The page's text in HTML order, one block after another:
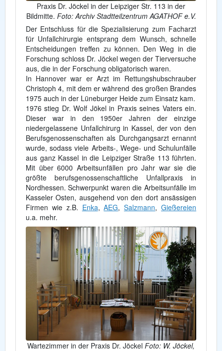
Praxis Dr. Jöckel in der Leipziger Str. 113 in der
Bildmitte. Foto: Archiv Stadtteilzentrum AGATHOF e.V.
Der Entschluss für die Spezialisierung zum Facharzt
für Unfallchirurgie entsprang dem Wunsch, schnelle
Entscheidungen treffen zu können. Den Weg in die
Forschung schloss Dr. Jöckel wegen der Tierversuche
aus, die in der Forschung obligatorisch waren.
In Hannover war er Arzt im Rettungshubschrauber
Christoph 4, mit dem er während des großen Brandes
1975 auch in der Lüneburger Heide zum Einsatz kam.
1976 stieg Dr. Wolf Jökel in Praxis seines Vaters ein.
Dieser war in den 1950er Jahren der einzige
niedergelassene Unfallchirurg in Kassel, der von den
Berufsgenossenschaften als Durchgangsarzt ernannt
wurde, sodass viele Arbeits-, Wege- und Schulunfälle
aus ganz Kassel in die Leipziger Straße 113 führten.
Mit über 6000 Arbeitsunfällen pro Jahr war sie die
größte berufsgenossenschaftliche Unfallpraxis in
Nordhessen. Schwerpunkt waren die Arbeitsunfälle im
Kasseler Osten, ausgehend von den dort ansässigen
Firmen wie z.B. Enka,AEG,Salzmann,Gießereien
u.a. mehr.
Wartezimmer in der Praxis Dr. Jöckel Foto: W. Jöckel,